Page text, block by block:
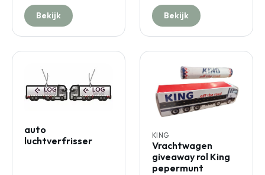
Bekijk Bekijk
auto
luchtverfrisser
KING
Vrachtwagen
giveaway rol King
pepermunt